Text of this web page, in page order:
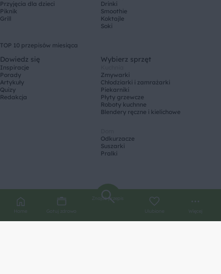
Home Gotuj zdrowo
Znajdź przepis
Ulubione Więcej
Przyjęcia dla dzieci
Piknik
Grill
Drinki
Smoothie
Koktajle
Soki
TOP 10 przepisów miesiąca
Dowiedz się
Inspiracje
Porady
Artykuły
Quizy
Redakcja
Wybierz sprzęt
Zmywarki
Chłodziarki i zamrażarki
Piekarniki
Płyty grzewcze
Roboty kuchnne
Blendery ręczne i kielichowe
Odkurzacze
Suszarki
Pralki